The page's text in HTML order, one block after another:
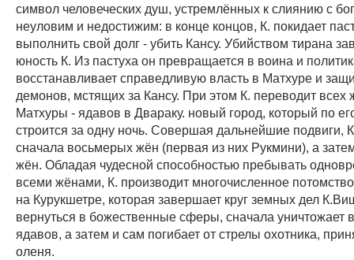
символ человеческих душ, устремлённых к слиянию с
неуловим и недостижим: в конце концов, К. покидает
выполнить свой долг - убить Кансу. Убийством тирана
юность К. Из пастуха он превращается в воина и
восстанавливает справедливую власть в Матхуре и
демонов, мстящих за Кансу. При этом К. переводит всех
Матхуры - ядавов в Двараку. новый город, который по
строится за одну ночь. Совершая дальнейшие подвиги,
сначала восьмерых жён (первая из них Рукмини), а
жён. Обладая чудесной способностью пребывать
всеми жёнами, К. производит многочисленное
на Курукшетре, которая завершает круг земных дел
вернуться в божественные сферы, сначала уничтожает
ядавов, а затем и сам погибает от стрелы охотника,
оленя.